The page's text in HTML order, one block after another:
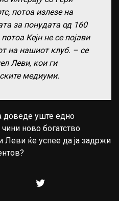
потоа излезе на
за понудата од 160
Кејн не се појави
на нашиот клуб. – се
Леви, кои ги
медиуми.
доведе уште едно
ново богатство
Леви ќе успее да ја задржи